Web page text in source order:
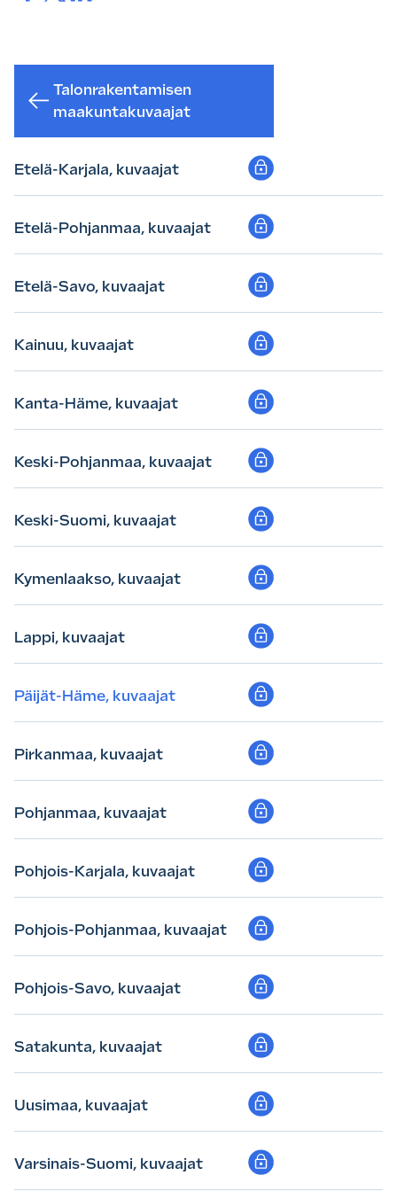
Talonrakentamisen
maakuntakuvaajat
Etelä-Karjala, kuvaajat
Etelä-Pohjanmaa, kuvaajat
Etelä-Savo, kuvaajat
Kainuu, kuvaajat
Kanta-Häme, kuvaajat
Keski-Pohjanmaa, kuvaajat
Keski-Suomi, kuvaajat
Kymenlaakso, kuvaajat
Lappi, kuvaajat
Päijät-Häme, kuvaajat
Pirkanmaa, kuvaajat
Pohjanmaa, kuvaajat
Pohjois-Karjala, kuvaajat
Pohjois-Pohjanmaa, kuvaajat
Pohjois-Savo, kuvaajat
Satakunta, kuvaajat
Uusimaa, kuvaajat
Varsinais-Suomi, kuvaajat